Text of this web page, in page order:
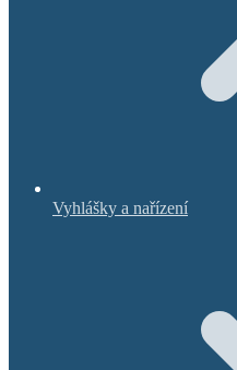
Vyhlášky a nařízení